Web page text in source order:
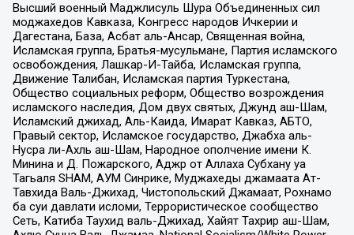
Высший военный Маджлисуль Шура Объединенных сил
моджахедов Кавказа, Конгресс народов Ичкерии и
Дагестана, База, Асбат аль-Ансар, Священная война,
Исламская группа, Братья-мусульмане, Партия исламского
освобождения, Лашкар-И-Тайба, Исламская группа,
Движение Талибан, Исламская партия Туркестана,
Общество социальных реформ, Общество возрождения
исламского наследия, Дом двух святых, Джунд аш-Шам,
Исламский джихад, Аль-Каида, Имарат Кавказ, АБТО,
Правый сектор, Исламское государство, Джабха аль-
Нусра ли-Ахль аш-Шам, Народное ополчение имени К.
Минина и Д. Пожарского, Аджр от Аллаха Субхану уа
Тагьаля SHAM, АУМ Синрике, Муджахеды джамаата Ат-
Тавхида Валь-Джихад, Чистопольский Джамаат, Рохнамо
ба суи давлати исломи, Террористическое сообщество
Сеть, Катиба Таухид валь-Джихад, Хайят Тахрир аш-Шам,